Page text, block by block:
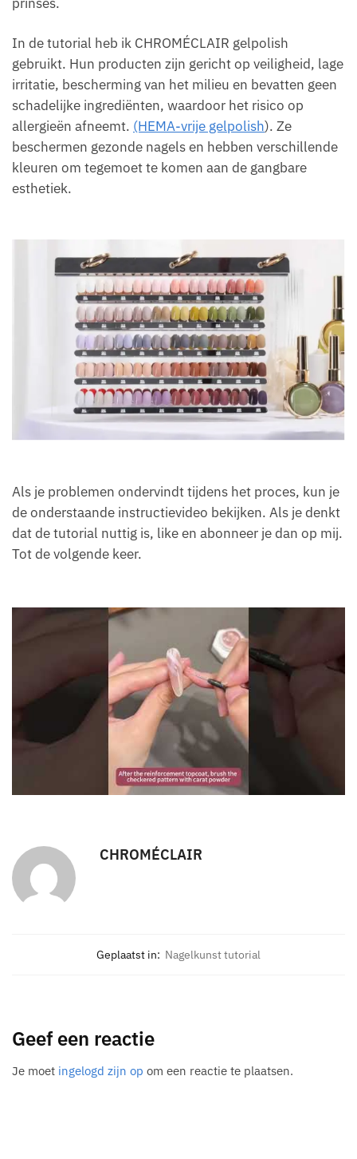
In de tutorial heb ik CHROMÉCLAIR gelpolish
gebruikt. Hun producten zijn gericht op veiligheid, lage
irritatie, bescherming van het milieu en bevatten geen
schadelijke ingrediënten, waardoor het risico op
allergieën afneemt. (HEMA-vrije gelpolish). Ze
beschermen gezonde nagels en hebben verschillende
kleuren om tegemoet te komen aan de gangbare
esthetiek.
Als je problemen ondervindt tijdens het proces, kun je
de onderstaande instructievideo bekijken. Als je denkt
dat de tutorial nuttig is, like en abonneer je dan op mij.
Tot de volgende keer.
CHROMÉCLAIR
Geplaatst in: Nagelkunst tutorial
Geef een reactie
Je moet ingelogd zijn op om een reactie te plaatsen.